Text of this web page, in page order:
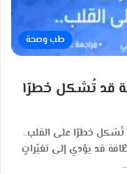
طب وصحة
قد تُشكل خطرًا
تُشكل خطرًا على القلب..
قد يؤدي إلى تغيّراتٍ